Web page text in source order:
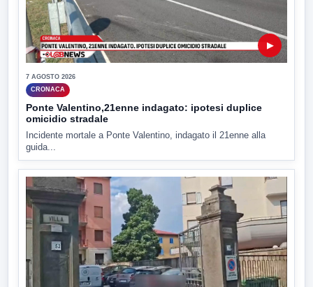
▶
7 AGOSTO 2026
CRONACA
Ponte Valentino,21enne indagato: ipotesi duplice
omicidio stradale
Incidente mortale a Ponte Valentino, indagato il 21enne alla
guida...